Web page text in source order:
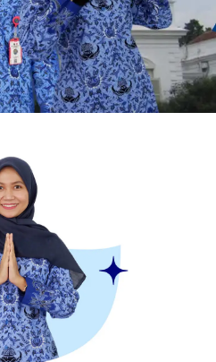
CPNS
cita-cita menjadi abdi
CPNS? Bersiaplah
bersama